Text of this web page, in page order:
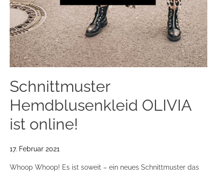
Schnittmuster
Hemdblusenkleid OLIVIA
ist online!
17. Februar 2021
Whoop Whoop! Es ist soweit – ein neues Schnittmuster das